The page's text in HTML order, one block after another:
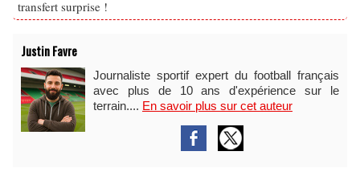
transfert surprise !
Justin Favre
Journaliste sportif expert du football français
avec plus de 10 ans d'expérience sur le
terrain.... En savoir plus sur cet auteur